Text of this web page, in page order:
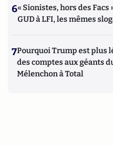
6« Sionistes, hors des Facs
GUD à LFI, les mêmes
7Pourquoi Trump est plus
des comptes aux géants
Mélenchon à Total